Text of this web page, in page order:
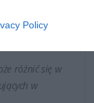
Policy
różnić się w
w